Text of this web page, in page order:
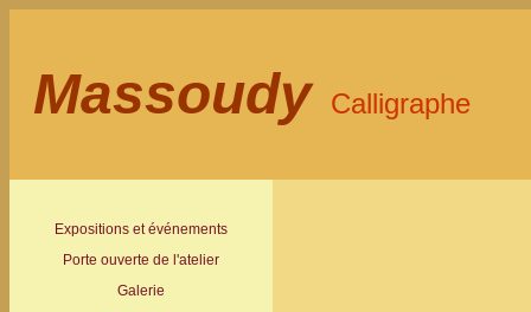
Massoudy Calligraphe
Expositions et événements
Porte ouverte de l'atelier
Galerie